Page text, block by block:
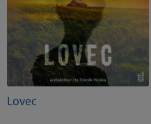
Lovec